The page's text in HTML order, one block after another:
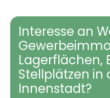
Interesse an
Lagerflächen,
Stellplätzen in
Innenstadt?